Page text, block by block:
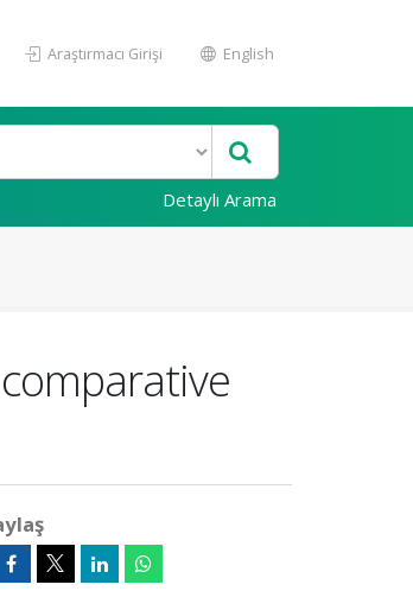
Araştırmacı Girişi English
Detaylı Arama